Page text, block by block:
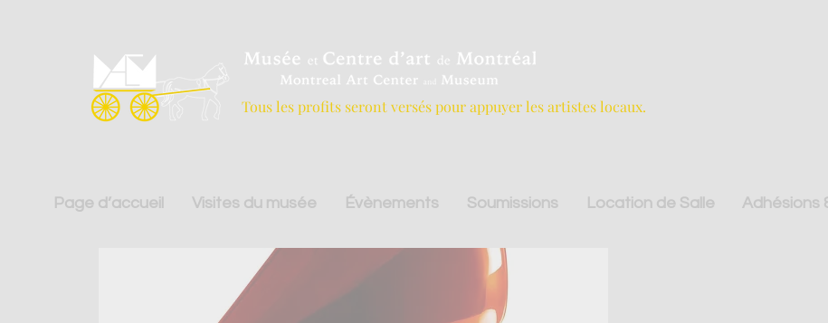
Tous les profits seront versés pour appuyer les artistes locaux.
Page d’accueil Visites du musée Évènements Soumissions Location de Salle Adhésions